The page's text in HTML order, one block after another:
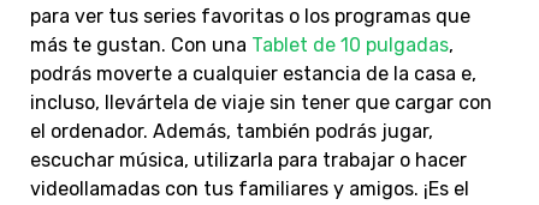
para ver tus series favoritas o los programas que
más te gustan. Con una Tablet de 10 pulgadas,
podrás moverte a cualquier estancia de la casa e,
incluso, llevártela de viaje sin tener que cargar con
el ordenador. Además, también podrás jugar,
escuchar música, utilizarla para trabajar o hacer
videollamadas con tus familiares y amigos. ¡Es el